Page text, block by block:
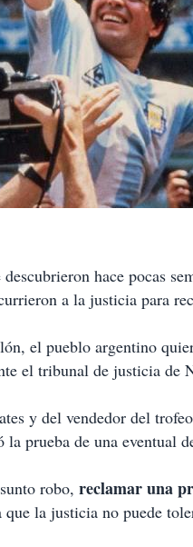
descubrieron hace pocas
a la justicia para
el pueblo argentino
el tribunal de justicia de
y del vendedor del
la prueba de una eventual
robo, reclamar una
que la justicia no puede